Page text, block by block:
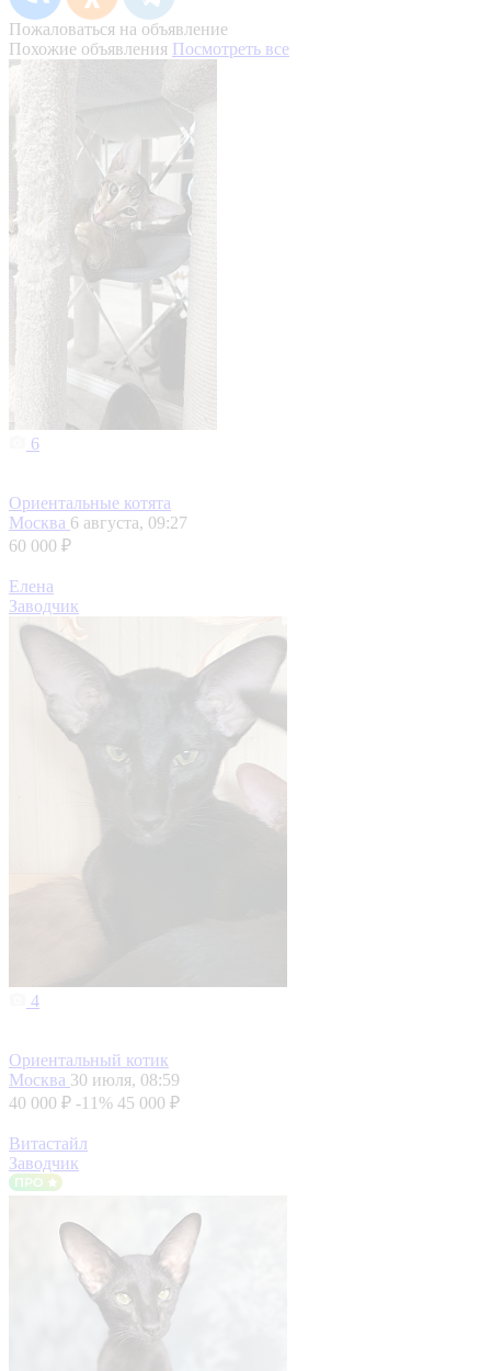
Пожаловаться на объявление
Похожие объявления Посмотреть все
6
Ориентальные котята
Москва 6 августа, 09:27
60 000 ₽
Елена
Заводчик
4
Ориентальный котик
Москва 30 июля, 08:59
40 000 ₽ -11% 45 000 ₽
Витастайл
Заводчик